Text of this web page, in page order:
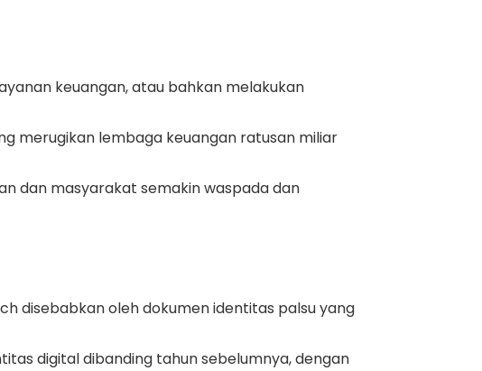
keuangan, atau bahkan melakukan
merugikan lembaga keuangan ratusan miliar
dan masyarakat semakin waspada dan
disebabkan oleh dokumen identitas palsu yang
digital dibanding tahun sebelumnya, dengan